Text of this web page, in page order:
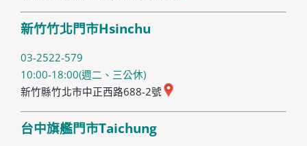
新竹竹北門市Hsinchu
03-2522-579
10:00-18:00(週二、三公休)
新竹縣竹北市中正西路688-2號
台中旗艦門市Taichung